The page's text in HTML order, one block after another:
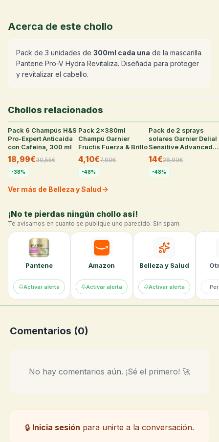
Acerca de este chollo
Pack de 3 unidades de 300ml cada una de la mascarilla
Pantene Pro-V Hydra Revitaliza. Diseñada para proteger
y revitalizar el cabello.
Chollos relacionados
25°
Pack 6 Champús H&S
Pro-Expert Anticaída
con Cafeína, 300 ml
18,99€30,55€
-38%
Pack 2x380ml
Champú Garnier
Fructis Fuerza & Brillo
4,10€7,90€
-48%
Pack de 2 sprays
solares Garnier Delial
Sensitive Advanced
FPS50+ de 270ml
14€26,90€
-48%
Ver más de Belleza y Salud
¡No te pierdas ningún chollo así!
Te avisamos en cuanto se publique uno parecido. Sin spam.
Pantene
Activar alerta
Amazon
Activar alerta
Belleza y Salud
Activar alerta
Comentarios (0)
No hay comentarios aún. ¡Sé el primero! 🚀
🔒 Inicia sesión para unirte a la conversación.